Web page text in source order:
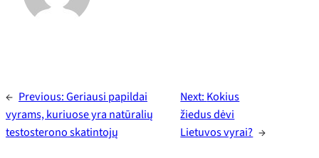
← Previous:Geriausi papildai
vyrams, kuriuose yra natūralių
testosterono skatintojų
Next: Kokius
žiedus dėvi
Lietuvos vyrai? →